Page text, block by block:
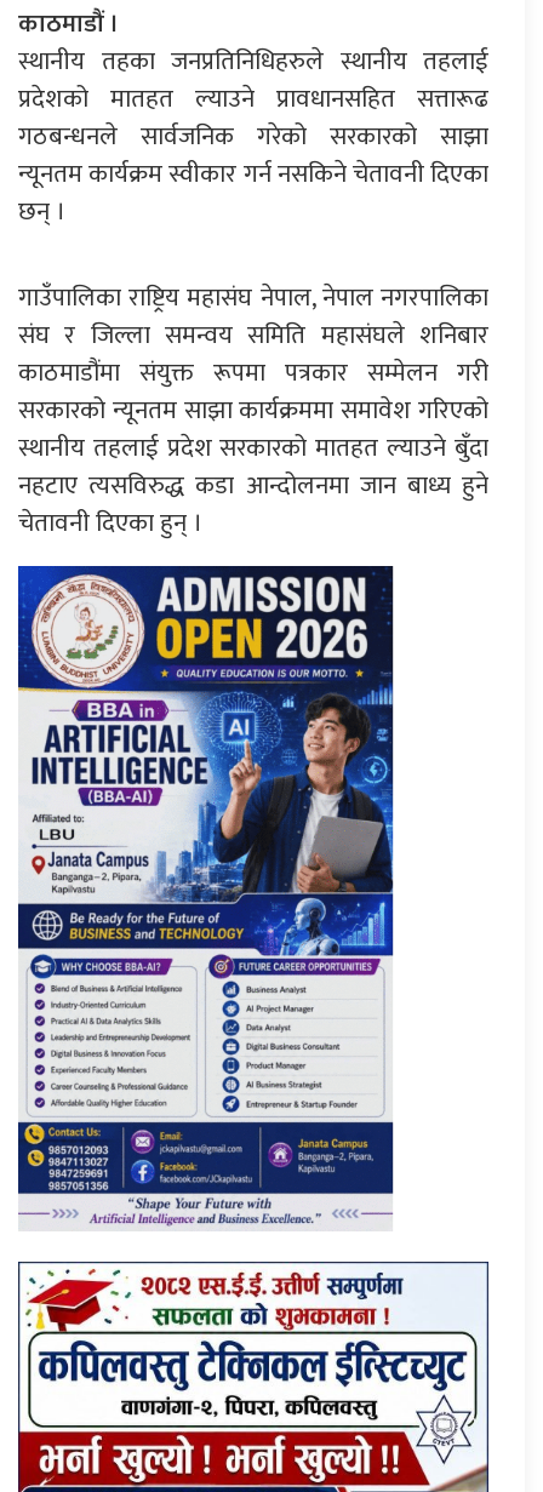
काठमाडौं ।
स्थानीय तहका जनप्रतिनिधिहरुले स्थानीय तहलाई
प्रदेशको मातहत ल्याउने प्रावधानसहित सत्तारूढ
गठबन्धनले सार्वजनिक गरेको सरकारको साझा
न्यूनतम कार्यक्रम स्वीकार गर्न नसकिने चेतावनी दिएका
छन् ।
गाउँपालिका राष्ट्रिय महासंघ नेपाल, नेपाल नगरपालिका
संघ र जिल्ला समन्वय समिति महासंघले शनिबार
काठमाडौंमा संयुक्त रूपमा पत्रकार सम्मेलन गरी
सरकारको न्यूनतम साझा कार्यक्रममा समावेश गरिएको
स्थानीय तहलाई प्रदेश सरकारको मातहत ल्याउने बुँदा
नहटाए त्यसविरुद्ध कडा आन्दोलनमा जान बाध्य हुने
चेतावनी दिएका हुन् ।